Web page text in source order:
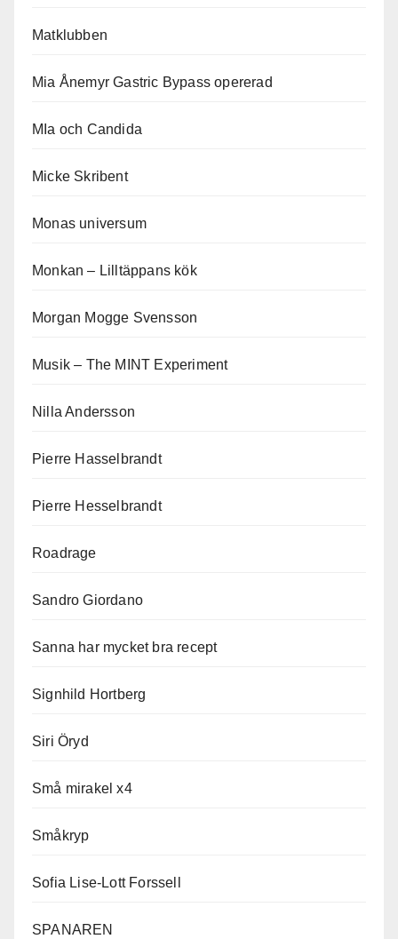
Matklubben
Mia Ånemyr Gastric Bypass opererad
MIa och Candida
Micke Skribent
Monas universum
Monkan – Lilltäppans kök
Morgan Mogge Svensson
Musik – The MINT Experiment
Nilla Andersson
Pierre Hasselbrandt
Pierre Hesselbrandt
Roadrage
Sandro Giordano
Sanna har mycket bra recept
Signhild Hortberg
Siri Öryd
Små mirakel x4
Småkryp
Sofia Lise-Lott Forssell
SPANAREN